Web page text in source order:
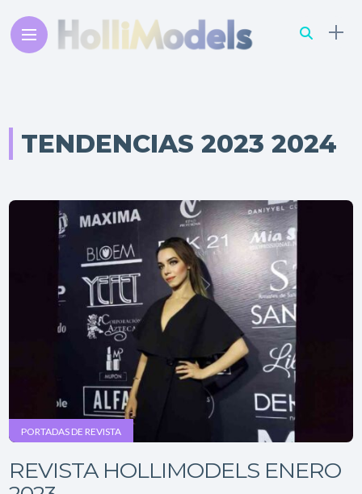
TENDENCIAS 2023 2024
PORTADAS DE REVISTA
REVISTA HOLLIMODELS ENERO